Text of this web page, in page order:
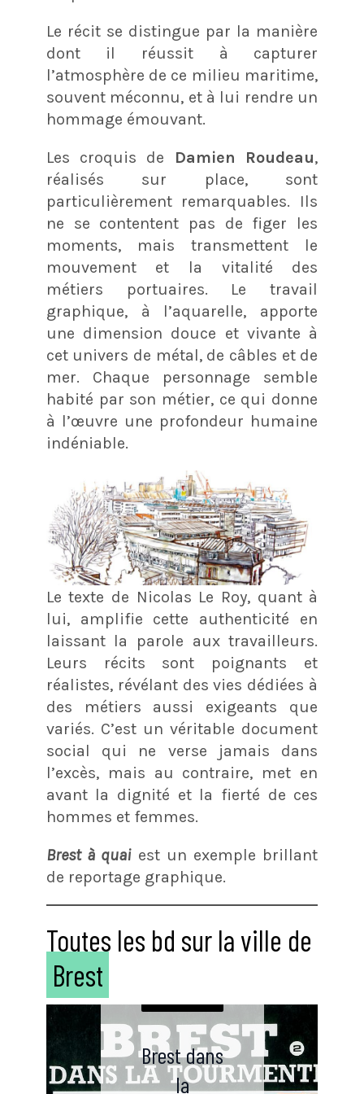
Le récit se distingue par la manière
dont il réussit à capturer
l’atmosphère de ce milieu maritime,
souvent méconnu, et à lui rendre un
hommage émouvant.
Les croquis de Damien Roudeau,
réalisés sur place, sont
particulièrement remarquables. Ils
ne se contentent pas de figer les
moments, mais transmettent le
mouvement et la vitalité des
métiers portuaires. Le travail
graphique, à l’aquarelle, apporte
une dimension douce et vivante à
cet univers de métal, de câbles et de
mer. Chaque personnage semble
habité par son métier, ce qui donne
à l’œuvre une profondeur humaine
indéniable.
Le texte de Nicolas Le Roy, quant à
lui, amplifie cette authenticité en
laissant la parole aux travailleurs.
Leurs récits sont poignants et
réalistes, révélant des vies dédiées à
des métiers aussi exigeants que
variés. C’est un véritable document
social qui ne verse jamais dans
l’excès, mais au contraire, met en
avant la dignité et la fierté de ces
hommes et femmes.
Brest à quai est un exemple brillant
de reportage graphique.
Toutes les bd sur la ville de
Brest
Bretagne
Histoires
courtes
3 Min De
Bretagne
Brest dans
la
Mondiale
Brest dans
Bretagne
Histoires
extraordin
aires de
Brest
Bretagne
Passer à
l’Ouest
Tous
ensemble
Bretagne
Des
origines à
Brest 96
Politique
Qualité
Un
homme
Fortune
de mer
Bretagne
Bretagne
Mediator,
un crime
chimique
ment pur
Bretagne
Nuit noire
sur Brest
Bretagne
Tome 1 –
Des
Aziliens à
La Bataille
de
Claudine
Quitter
Brest